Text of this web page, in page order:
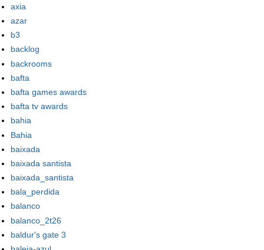
axia
azar
b3
backlog
backrooms
bafta
bafta games awards
bafta tv awards
bahia
Bahia
baixada
baixada santista
baixada_santista
bala_perdida
balanco
balanco_2t26
baldur's gate 3